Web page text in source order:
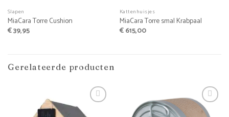
Slapen
MiaCara Torre Cushion
€39,95
Kattenhuisjes
MiaCara Torre smal Krabpaal
€615,00
Gerelateerde producten